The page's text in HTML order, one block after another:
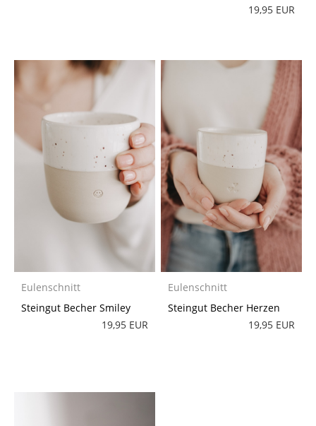
19,95 EUR
Eulenschnitt
Steingut Becher Smiley
19,95 EUR
Eulenschnitt
Steingut Becher Herzen
19,95 EUR